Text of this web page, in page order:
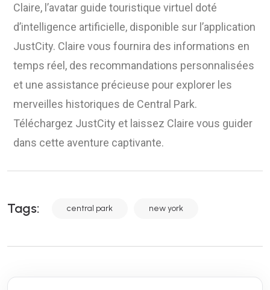
Claire, l’avatar guide touristique virtuel doté
d’intelligence artificielle, disponible sur l’application
JustCity. Claire vous fournira des informations en
temps réel, des recommandations personnalisées
et une assistance précieuse pour explorer les
merveilles historiques de Central Park.
Téléchargez JustCity et laissez Claire vous guider
dans cette aventure captivante.
Tags: central park new york